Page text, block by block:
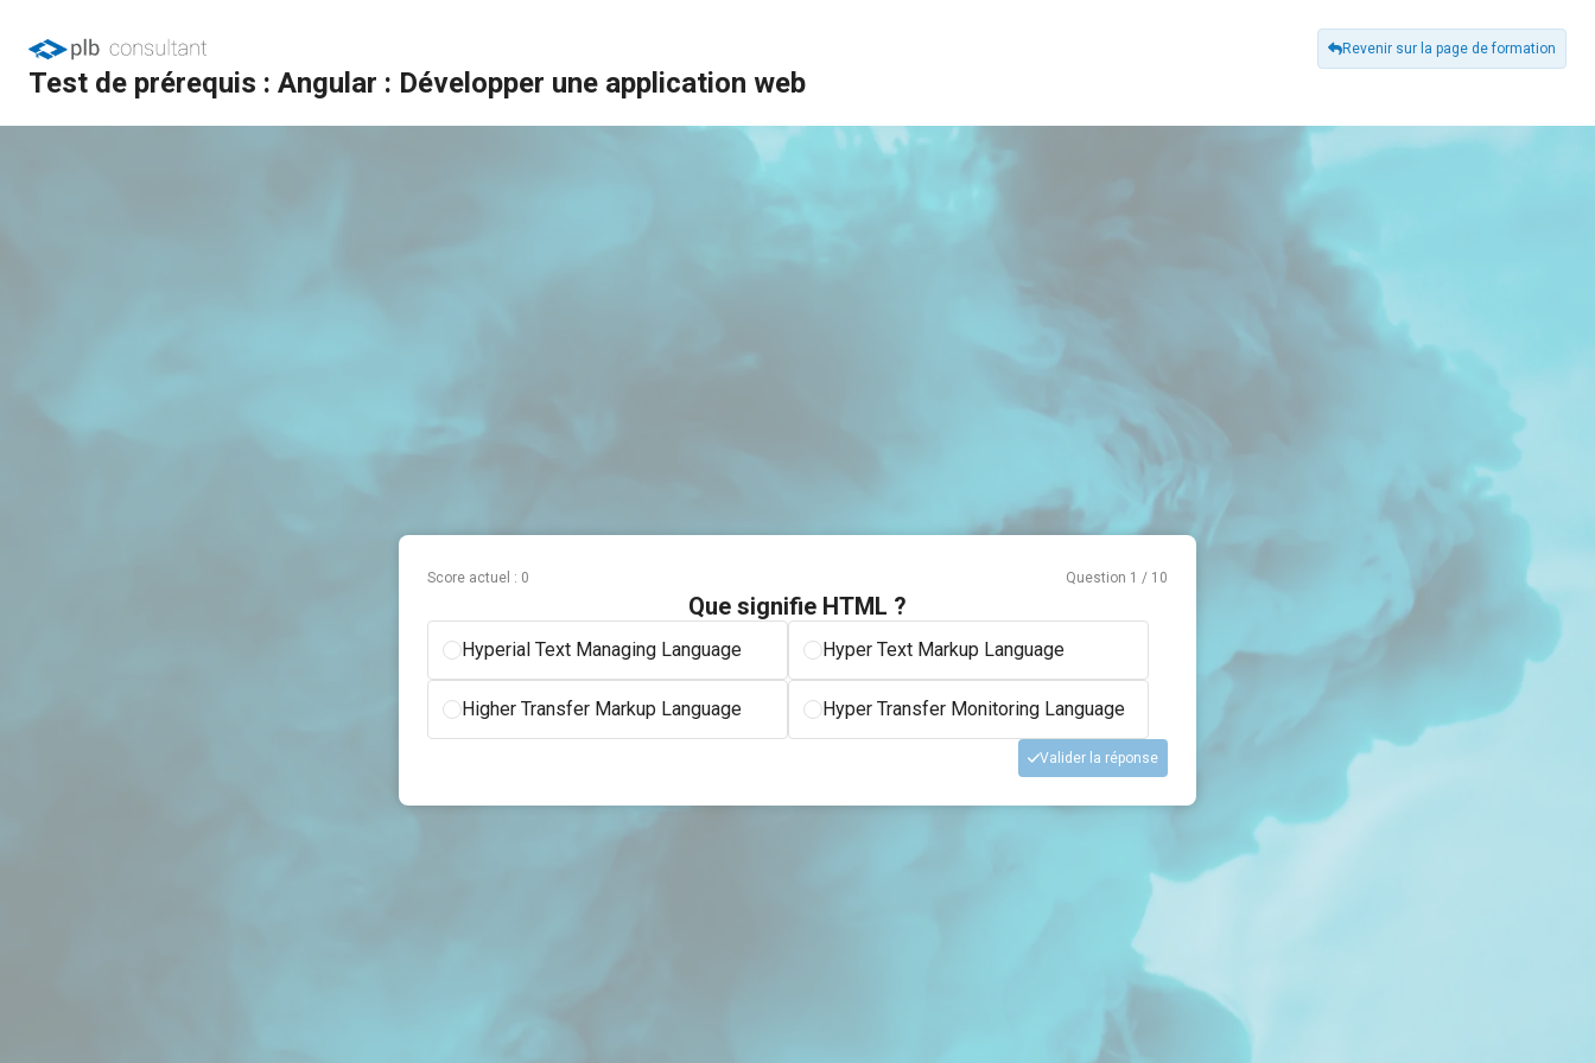
Revenir sur la page de formation
Test de prérequis : Angular : Développer une application web
Score actuel : 0 Question 1 / 10
Que signifie HTML ?
Hyperial Text Managing Language Hyper Text Markup Language
Higher Transfer Markup Language Hyper Transfer Monitoring Language
Valider la réponse